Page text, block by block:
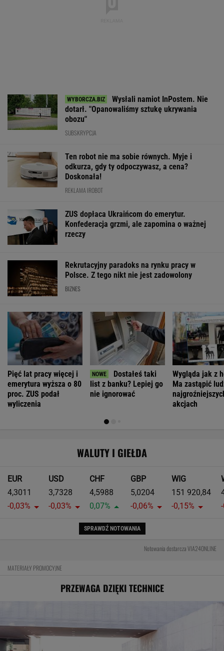
Wysłali namiot InPostem. Nie
dotarł. "Opanowaliśmy sztukę ukrywania
obozu"
SUBSKRYPCJA
Ten robot nie ma sobie równych. Myje i
odkurza, gdy ty odpoczywasz, a cena?
Doskonała!
REKLAMA IROBOT
ZUS dopłaca Ukraińcom do emerytur.
Konfederacja grzmi, ale zapomina o ważnej
rzeczy
Rekrutacyjny paradoks na rynku pracy w
Polsce. Z tego nikt nie jest zadowolony
BIZNES
Pięć lat pracy więcej i
emerytura wyższa o 80
proc. ZUS podał
wyliczenia
Dostałeś taki
list z banku? Lepiej go
nie ignorować
Wygląda jak z
Ma zastąpić
akcjach
WALUTY I GIEŁDA
EUR
4,3011
-0,03%
USD
3,7328
-0,03%
CHF
4,5988
0,07%
GBP
5,0204
-0,06%
WIG
151 920,84
-0,15%
SPRAWDŹ NOTOWANIA
Notowania dostarcza VIA24ONLINE
MATERIAŁY PROMOCYJNE
PRZEWAGA DZIĘKI TECHNICE